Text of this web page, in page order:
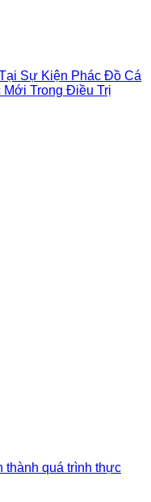
Sự Kiện Phác Đồ Cá
Mới Trong Điều Trị